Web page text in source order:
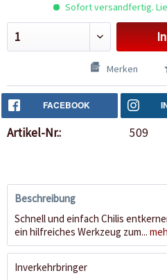
Sofort versandfertig.
Merken
FACEBOOK
Artikel-Nr.: 509
Beschreibung
Schnell und einfach Chilis
ein hilfreiches Werkzeug zum...
Inverkehrbringer